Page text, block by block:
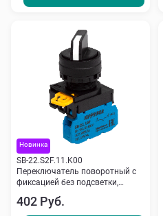
Новинка
SB-22.S2F.11.K00
Переключатель поворотный с
фиксацией без подсветки,
402 Руб.